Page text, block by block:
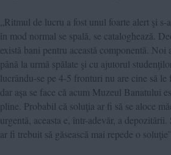
„Ritmul de lucru a fost unul foarte alert şi
în mod normal se spală, se cataloghează.
există bani pentru această componentă.
până la urmă spălate şi cu ajutorul
lucrându-se pe 4-5 fronturi nu are cine să
dar aşa se face că acum Muzeul Banatului
pline. Probabil că soluţia ar fi să se aloce
urgentă, aceasta e, într-adevăr, a
ar fi trebuit să găsească mai repede o